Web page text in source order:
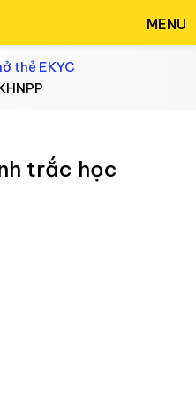
MENU
thẻ EKYC
trắc học